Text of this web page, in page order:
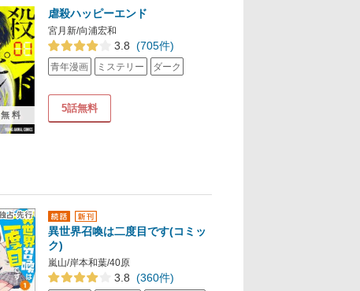
虐殺ハッピーエンド
宮月新/向浦宏和
3.8 (705件)
青年漫画 ミステリー ダーク
5話無料
無料
異世界召喚は二度目です(コミッ
ク)
嵐山/岸本和葉/40原
3.8 (360件)